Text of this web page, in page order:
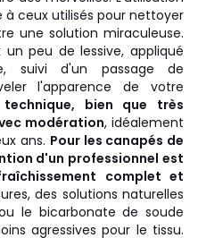
à ceux utilisés pour nettoyer
une solution miraculeuse.
peu de lessive, appliqué
suivi d'un passage de
l'apparence de votre
bien que très
modération, idéalement
ans. Pour les canapés de
d'un professionnel est
complet et
des solutions naturelles
le bicarbonate de soude
agressives pour le tissu.